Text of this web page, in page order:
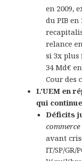
en 2009,
du PIB
relance
si 3x plus
34 Md€
Cour des
L’UEM en
qui
Déficits
avant
IT/SP/GR/